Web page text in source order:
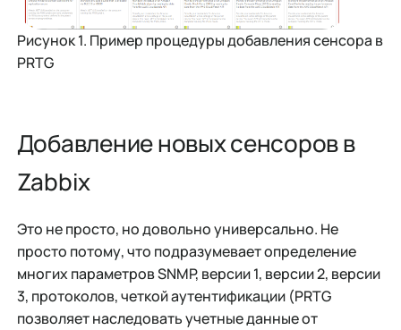
Рисунок 1. Пример процедуры добавления сенсора в
PRTG
Добавление новых сенсоров в
Zabbix
Это не просто, но довольно универсально. Не
просто потому, что подразумевает определение
многих параметров SNMP, версии 1, версии 2, версии
3, протоколов, четкой аутентификации (PRTG
позволяет наследовать учетные данные от